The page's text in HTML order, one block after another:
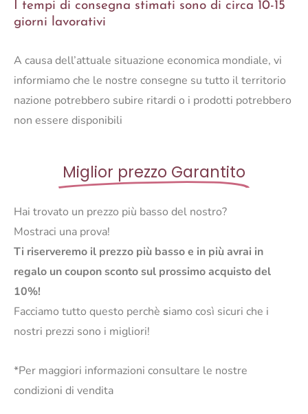
I tempi di consegna stimati sono di circa 10-15
giorni lavorativi
A causa dell’attuale situazione economica mondiale, vi
informiamo che le nostre consegne su tutto il territorio
nazione potrebbero subire ritardi o i prodotti potrebbero
non essere disponibili
Miglior prezzo Garantito
Hai trovato un prezzo più basso del nostro?
Mostraci una prova!
Ti riserveremo il prezzo più basso e in più avrai in
regalo un coupon sconto sul prossimo acquisto del
10%!
Facciamo tutto questo perchè siamo così sicuri che i
nostri prezzi sono i migliori!
*Per maggiori informazioni consultare le nostre
condizioni di vendita